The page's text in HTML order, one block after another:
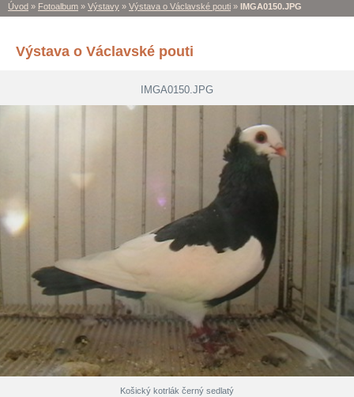
Úvod » Fotoalbum » Výstavy » Výstava o Václavské pouti » IMGA0150.JPG
Výstava o Václavské pouti
IMGA0150.JPG
Košický kotrlák černý sedlatý